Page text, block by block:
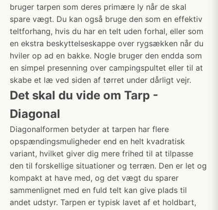
bruger tarpen som deres primære ly når de skal
spare vægt. Du kan også bruge den som en effektiv
teltforhang, hvis du har en telt uden forhal, eller som
en ekstra beskyttelseskappe over rygsækken når du
hviler op ad en bakke. Nogle bruger den endda som
en simpel presenning over campingspultet eller til at
skabe et læ ved siden af tørret under dårligt vejr.
Det skal du vide om Tarp -
Diagonal
Diagonalformen betyder at tarpen har flere
opspændingsmuligheder end en helt kvadratisk
variant, hvilket giver dig mere frihed til at tilpasse
den til forskellige situationer og terræn. Den er let og
kompakt at have med, og det vægt du sparer
sammenlignet med en fuld telt kan give plads til
andet udstyr. Tarpen er typisk lavet af et holdbart,